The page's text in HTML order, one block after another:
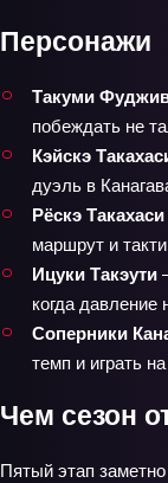
Персонажи
Такуми
побеждать не
Кэйскэ
дуэль в
Рёскэ Такахаси
маршрут и
Ицуки Такэути
когда давление
Соперники
темп и играть
Чем сезон
Пятый этап